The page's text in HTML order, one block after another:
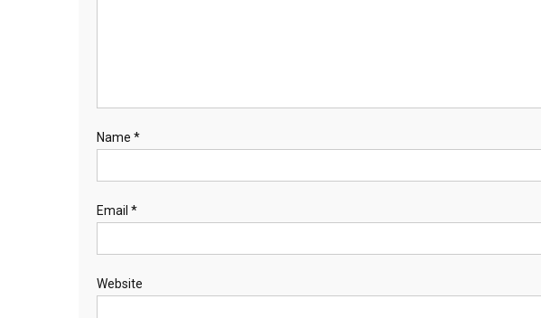
Name *
Email *
Website